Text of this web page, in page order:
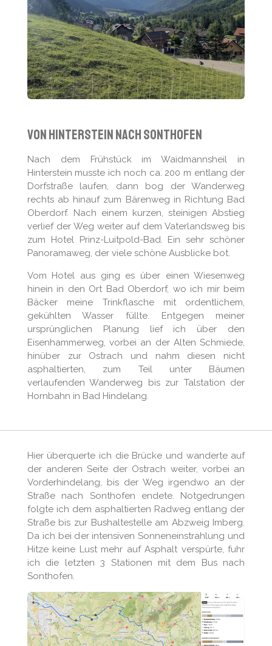
Von Hinterstein nach Sonthofen
Nach dem Frühstück im Waidmannsheil in
Hinterstein musste ich noch ca. 200 m entlang der
Dorfstraße laufen, dann bog der Wanderweg
rechts ab hinauf zum Bärenweg in Richtung Bad
Oberdorf. Nach einem kurzen, steinigen Abstieg
verlief der Weg weiter auf dem Vaterlandsweg bis
zum Hotel Prinz-Luitpold-Bad. Ein sehr schöner
Panoramaweg, der viele schöne Ausblicke bot.
Vom Hotel aus ging es über einen Wiesenweg
hinein in den Ort Bad Oberdorf, wo ich mir beim
Bäcker meine Trinkflasche mit ordentlichem,
gekühlten Wasser füllte. Entgegen meiner
ursprünglichen Planung lief ich über den
Eisenhammerweg, vorbei an der Alten Schmiede,
hinüber zur Ostrach und nahm diesen nicht
asphaltierten, zum Teil unter Bäumen
verlaufenden Wanderweg bis zur Talstation der
Hornbahn in Bad Hindelang.
Hier überquerte ich die Brücke und wanderte auf
der anderen Seite der Ostrach weiter, vorbei an
Vorderhindelang, bis der Weg irgendwo an der
Straße nach Sonthofen endete. Notgedrungen
folgte ich dem asphaltierten Radweg entlang der
Straße bis zur Bushaltestelle am Abzweig Imberg.
Da ich bei der intensiven Sonneneinstrahlung und
Hitze keine Lust mehr auf Asphalt verspürte, fuhr
ich die letzten 3 Stationen mit dem Bus nach
Sonthofen.